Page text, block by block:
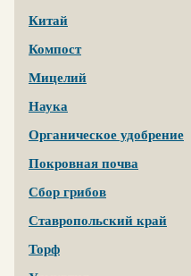
Китай
Компост
Мицелий
Наука
Органическое удобрение
Покровная почва
Сбор грибов
Ставропольский край
Торф